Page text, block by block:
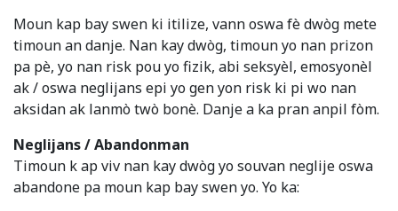
Moun kap bay swen ki itilize, vann oswa fè dwòg mete
timoun an danje. Nan kay dwòg, timoun yo nan prizon
pa pè, yo nan risk pou yo fizik, abi seksyèl, emosyonèl
ak / oswa neglijans epi yo gen yon risk ki pi wo nan
aksidan ak lanmò twò bonè. Danje a ka pran anpil fòm.
Neglijans / Abandonman
Timoun k ap viv nan kay dwòg yo souvan neglije oswa
abandone pa moun kap bay swen yo. Yo ka: